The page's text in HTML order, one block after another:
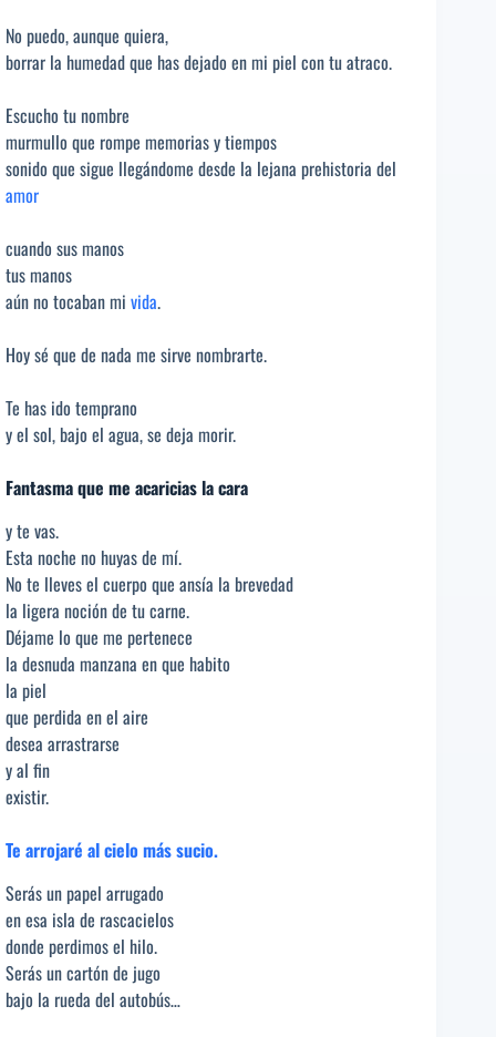
No puedo, aunque quiera,
borrar la humedad que has dejado en mi piel con tu atraco.
Escucho tu nombre
murmullo que rompe memorias y tiempos
sonido que sigue llegándome desde la lejana prehistoria del
amor
cuando sus manos
tus manos
aún no tocaban mi vida.
Hoy sé que de nada me sirve nombrarte.
Te has ido temprano
y el sol, bajo el agua, se deja morir.
Fantasma que me acaricias la cara
y te vas.
Esta noche no huyas de mí.
No te lleves el cuerpo que ansía la brevedad
la ligera noción de tu carne.
Déjame lo que me pertenece
la desnuda manzana en que habito
la piel
que perdida en el aire
desea arrastrarse
y al fin
existir.
Te arrojaré al cielo más sucio.
Serás un papel arrugado
en esa isla de rascacielos
donde perdimos el hilo.
Serás un cartón de jugo
bajo la rueda del autobús…